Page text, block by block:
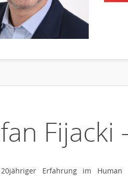
Erfahrung im Human